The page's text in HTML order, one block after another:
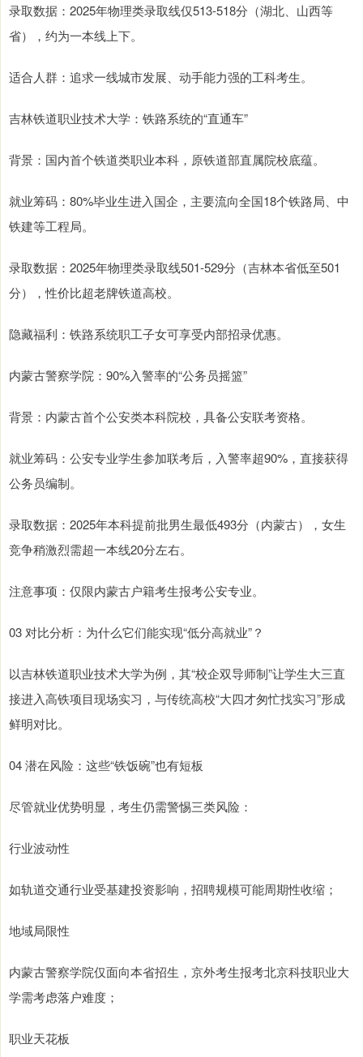
录取数据：2025年物理类录取线仅513-518分（湖北、山西等
省），约为一本线上下。
适合人群：追求一线城市发展、动手能力强的工科考生。
吉林铁道职业技术大学：铁路系统的“直通车”
背景：国内首个铁道类职业本科，原铁道部直属院校底蕴。
就业筹码：80%毕业生进入国企，主要流向全国18个铁路局、中
铁建等工程局。
录取数据：2025年物理类录取线501-529分（吉林本省低至501
分），性价比超老牌铁道高校。
隐藏福利：铁路系统职工子女可享受内部招录优惠。
内蒙古警察学院：90%入警率的“公务员摇篮”
背景：内蒙古首个公安类本科院校，具备公安联考资格。
就业筹码：公安专业学生参加联考后，入警率超90%，直接获得
公务员编制。
录取数据：2025年本科提前批男生最低493分（内蒙古），女生
竞争稍激烈需超一本线20分左右。
注意事项：仅限内蒙古户籍考生报考公安专业。
03 对比分析：为什么它们能实现“低分高就业”？
以吉林铁道职业技术大学为例，其“校企双导师制”让学生大三直
接进入高铁项目现场实习，与传统高校“大四才匆忙找实习”形成
鲜明对比。
04 潜在风险：这些“铁饭碗”也有短板
尽管就业优势明显，考生仍需警惕三类风险：
行业波动性
如轨道交通行业受基建投资影响，招聘规模可能周期性收缩；
地域局限性
内蒙古警察学院仅面向本省招生，京外考生报考北京科技职业大
学需考虑落户难度；
职业天花板